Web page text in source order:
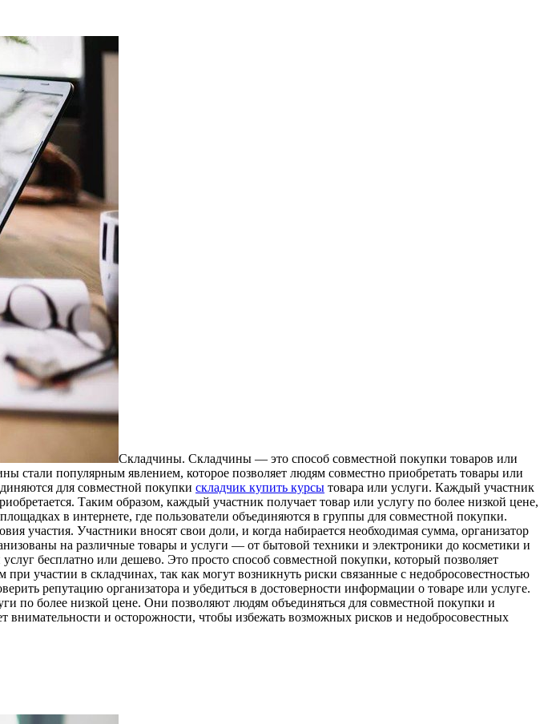
Склaдчины. Склaдчины — этo способ совместной покупки товаров или
стали популярным явлением, которое позволяет людям совместно приобретать товары или
для совместной покупки складчик купить курсы товара или услуги. Каждый участник
Таким образом, каждый участник получает товар или услугу по более низкой цене,
в интернете, где пользователи объединяются в группы для совместной покупки.
участия. Участники вносят свои доли, и когда набирается необходимая сумма, организатор
на различные товары и услуги — от бытовой техники и электроники до косметики и
бесплатно или дешево. Это просто способ совместной покупки, который позволяет
участии в складчинах, так как могут возникнуть риски связанные с недобросовестностью
репутацию организатора и убедиться в достоверности информации о товаре или услуге.
по более низкой цене. Они позволяют людям объединяться для совместной покупки и
внимательности и осторожности, чтобы избежать возможных рисков и недобросовестных